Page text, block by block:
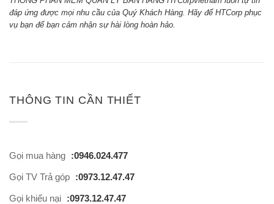
đáp ứng được mọi nhu cầu của Quý Khách Hàng. Hãy để HTCorp phục
vụ bạn để bạn cảm nhận sự hài lòng hoàn hảo.
THÔNG TIN CẦN THIẾT
Gọi mua hàng :0946.024.477
Gọi TV Trả góp :0973.12.47.47
Gọi khiếu nại :0973.12.47.47